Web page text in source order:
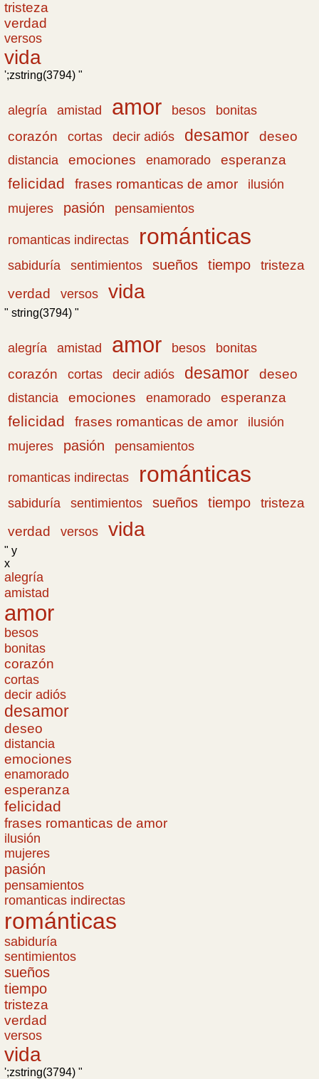
tristeza
verdad
versos
vida
';zstring(3794) "
alegría amistad amor besos
bonitas
corazón
cortas decir adiós desamor deseo
distancia emociones enamorado esperanza
felicidad frases romanticas de amor
ilusión
mujeres
pasión pensamientos
romanticas indirectas románticas
sabiduría sentimientos sueños tiempo
tristeza
verdad
versos vida
" string(3794) "
alegría amistad amor besos
bonitas
corazón
cortas decir adiós desamor deseo
distancia emociones enamorado esperanza
felicidad frases romanticas de amor
ilusión
mujeres
pasión pensamientos
romanticas indirectas románticas
sabiduría sentimientos sueños tiempo
tristeza
verdad
versos vida
" y
x
alegría
amistad
amor
besos
bonitas
corazón
cortas
decir adiós
desamor
deseo
distancia
emociones
enamorado
esperanza
felicidad
frases romanticas de amor
ilusión
mujeres
pasión
pensamientos
romanticas indirectas
románticas
sabiduría
sentimientos
sueños
tiempo
tristeza
verdad
versos
vida
';zstring(3794) "